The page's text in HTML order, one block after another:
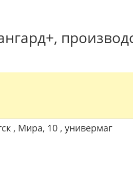
, Мира, 10 , универмаг